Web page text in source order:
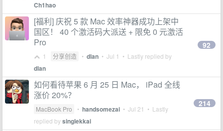
Ch1hao
[福利] 庆祝 5 款 Mac 效率神器成功上架中
国区！ 40 个激活码大派送 + 限免 0 元激活
Pro
1 分享创造 • dlan • Jul 1 • Lastly replied by
dlan
92
如何看待苹果 6 月 25 日 Mac， iPad 全线
涨价 20%？
MacBook Pro • handsomezai • Jul 21 • Lastly
replied bysinglekkai
214